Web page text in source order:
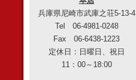
兵庫県尼崎市武庫之荘5-13-4
Tel 06-4981-0248
Fax 06-6438-1223
定休日：日曜日、祝日
11：00～18:00